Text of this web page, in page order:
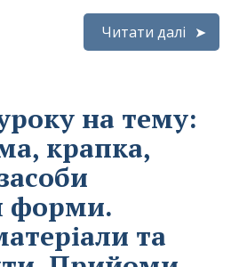
Читати далі
на тему:
крапка,
форми.
та